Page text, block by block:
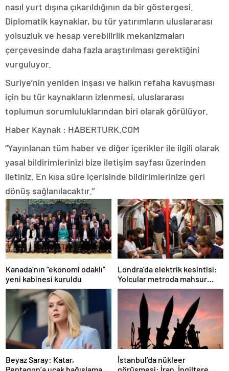
nasıl yurt dışına çıkarıldığının da bir göstergesi.
Diplomatik kaynaklar, bu tür yatırımların uluslararası
yolsuzluk ve hesap verebilirlik mekanizmaları
çerçevesinde daha fazla araştırılması gerektiğini
vurguluyor.
Suriye’nin yeniden inşası ve halkın refaha kavuşması
için bu tür kaynakların izlenmesi, uluslararası
toplumun sorumluluklarından biri olarak görülüyor.
Haber Kaynak : HABERTURK.COM
“Yayınlanan tüm haber ve diğer içerikler ile ilgili olarak
yasal bildirimlerinizi bize iletişim sayfası üzerinden
iletiniz. En kısa süre içerisinde bildirimlerinize geri
dönüş sağlanılacaktır.”
Kanada’nın “ekonomi odaklı”
yeni kabinesi kuruldu
Londra’da elektrik kesintisi:
Yolcular metroda mahsur
kaldı
Beyaz Saray: Katar,
İstanbul’da nükleer
görüşmesi: İran, İngiltere,